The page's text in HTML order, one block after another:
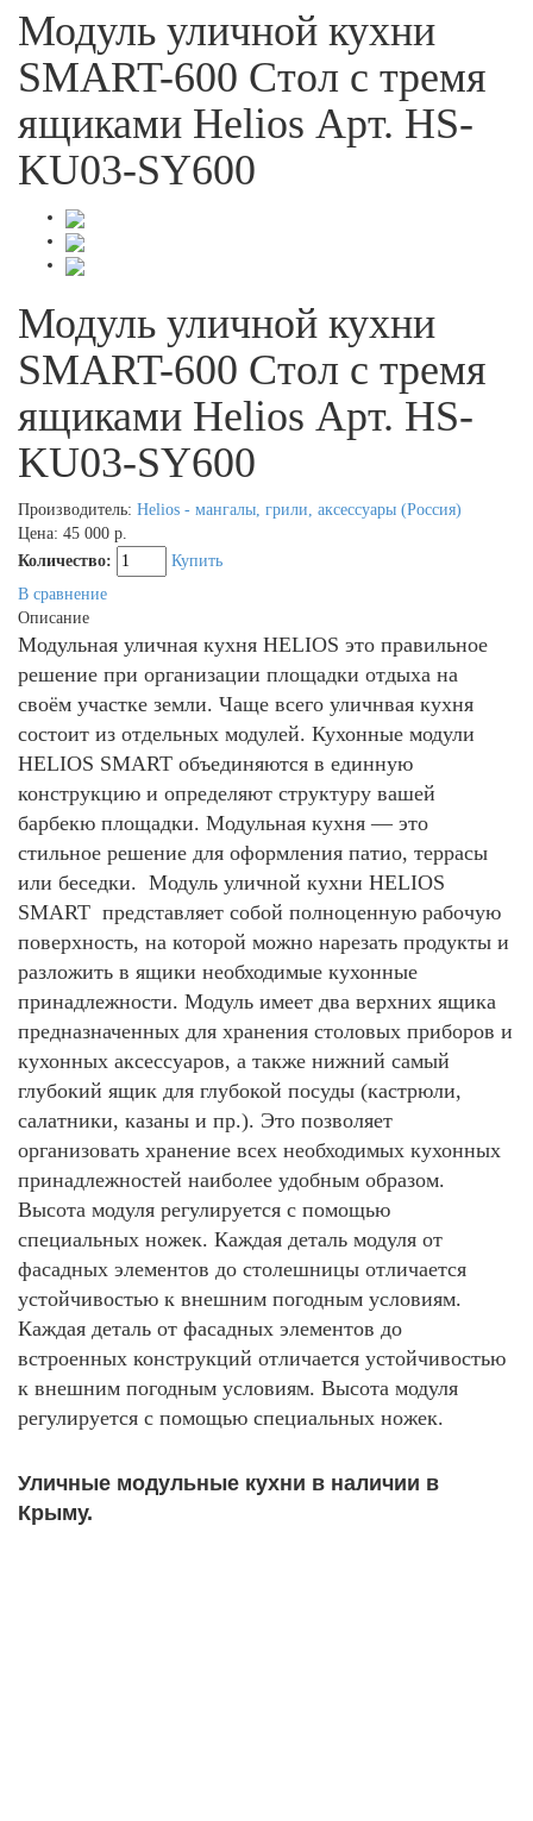
Модуль уличной кухни
SMART-600 Стол с тремя
ящиками Helios Арт. HS-
KU03-SY600
Модуль уличной кухни
SMART-600 Стол с тремя
ящиками Helios Арт. HS-
KU03-SY600
Производитель: Helios - мангалы, грили, аксессуары (Россия)
Цена: 45 000 р.
Количество:
Купить
В сравнение
Описание
Модульная уличная кухня HELIOS это правильное
решение при организации площадки отдыха на
своём участке земли. Чаще всего уличнвая кухня
состоит из отдельных модулей. Кухонные модули
HELIOS SMART объединяются в единную
конструкцию и определяют структуру вашей
барбекю площадки. Модульная кухня — это
стильное решение для оформления патио, террасы
или беседки. Модуль уличной кухни HELIOS
SMART представляет собой полноценную рабочую
поверхность, на которой можно нарезать продукты и
разложить в ящики необходимые кухонные
принадлежности. Модуль имеет два верхних ящика
предназначенных для хранения столовых приборов и
кухонных аксессуаров, а также нижний самый
глубокий ящик для глубокой посуды (кастрюли,
салатники, казаны и пр.). Это позволяет
организовать хранение всех необходимых кухонных
принадлежностей наиболее удобным образом.
Высота модуля регулируется с помощью
специальных ножек. Каждая деталь модуля от
фасадных элементов до столешницы отличается
устойчивостью к внешним погодным условиям.
Каждая деталь от фасадных элементов до
встроенных конструкций отличается устойчивостью
к внешним погодным условиям. Высота модуля
регулируется с помощью специальных ножек.
Уличные модульные кухни в наличии в
Крыму.